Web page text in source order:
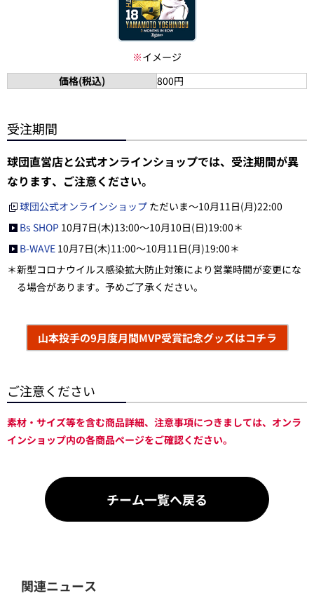
※イメージ
価格(税込)
800円
受注期間
球団直営店と公式オンラインショップでは、受注期間が異
なります、ご注意ください。
球団公式オンラインショップ ただいま～10月11日(月)22:00
Bs SHOP 10月7日(木)13:00～10月10日(日)19:00＊
B-WAVE 10月7日(木)11:00～10月11日(月)19:00＊
＊新型コロナウイルス感染拡大防止対策により営業時間が変更にな
る場合があります。予めご了承ください。
山本投手の9月度月間MVP受賞記念グッズはコチラ
ご注意ください
素材・サイズ等を含む商品詳細、注意事項につきましては、オンラ
インショップ内の各商品ページをご確認ください。
チーム一覧へ戻る
関連ニュース